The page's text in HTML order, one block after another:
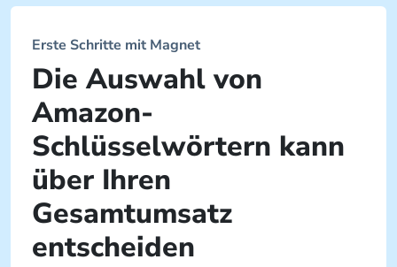
Erste Schritte mit Magnet
Die Auswahl von
Amazon-
Schlüsselwörtern kann
über Ihren
Gesamtumsatz
entscheiden